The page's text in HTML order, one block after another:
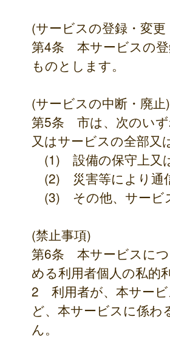
(サービスの登録・変更
第4条 本サービスの登
ものとします。
(サービスの中断・廃止)
第5条 市は、次のいず
又はサービスの全部又
(1) 設備の保守上又
(2) 災害等により通
(3) その他、サービ
(禁止事項)
第6条 本サービスにつ
める利用者個人の私的
2 利用者が、本サービ
ど、本サービスに係わ
ん。